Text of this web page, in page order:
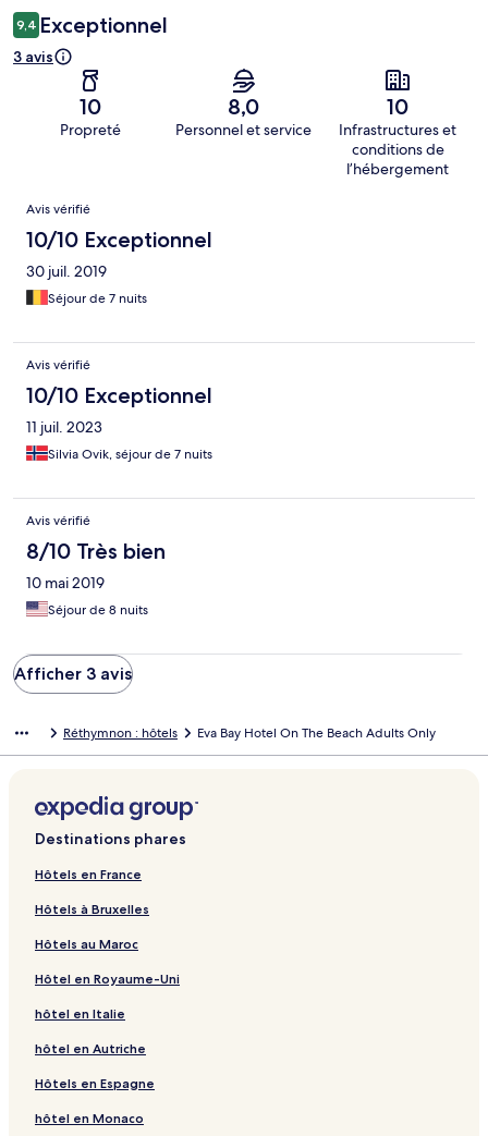
9,4 Exceptionnel
3 avis
10
Propreté
8,0
Personnel et service
10
Infrastructures et
conditions de
l’hébergement
Avis
Avis vérifié
10/10 Exceptionnel
30 juil. 2019
Séjour de 7 nuits
Avis vérifié
10/10 Exceptionnel
11 juil. 2023
Silvia Ovik, séjour de 7 nuits
Avis vérifié
8/10 Très bien
10 mai 2019
Séjour de 8 nuits
Afficher 3 avis
Réthymnon : hôtels Eva Bay Hotel On The Beach Adults Only
Destinations phares
Hôtels en France
Hôtels à Bruxelles
Hôtels au Maroc
Hôtel en Royaume-Uni
hôtel en Italie
hôtel en Autriche
Hôtels en Espagne
hôtel en Monaco